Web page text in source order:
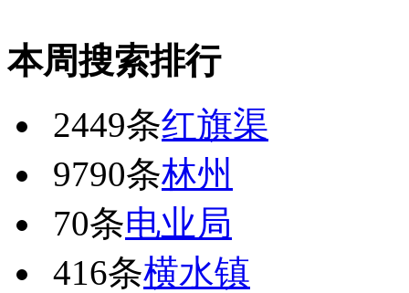
本周搜索排行
2449条红旗渠
9790条林州
70条电业局
416条横水镇